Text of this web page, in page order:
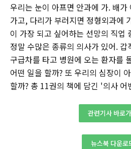
우리는 눈이 아프면 안과에 가. 배
가고, 다리가 부러지면 정형외과에
이 가장 되고 싶어하는 선망의 직업
정말 수많은 종류의 의사가 있어.
구급차를 타고 병원에 오는 환자를
어떤 일을 할까? 또 우리의 심장이
할까? 총 11권의 책에 담긴 '의사
관련기사 바로
뉴스북 다운로